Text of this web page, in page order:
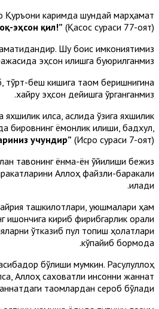
Қуръони каримда шундай марҳамат
эҳсон қил!” (Қасос сураси 77-оят)
Шу боис имкониятимиз
эҳсон қилишга буюрилганмиз.
тўрт-беш кишига таом беришнигина
хайру эҳсон дейишга ўрганганмиз.
қилса, аслида ўзига яхшилик
бировнинг ёмонлик қилиши, бадхулқ,
учундир” (Исро сураси 7-оят).
тақвонинг ёнма-ён қўйилиши бежиз
Аллоҳ файзли-баракали
қилади.
ташкилотлари, уюшмалари ҳам
кириб фирибгарлик орқали
ўтказиб пул топиш ҳолатлари
кўпайиб бормоқда.
бўлиши мумкин. Расулуллоҳ
Аллоҳ саховатли инсонни жаннат
таомлардан сероб бўлади”.